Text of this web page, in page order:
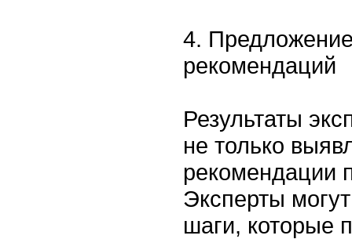
4.
рекомендаций
Результаты
не только
рекомендации
Эксперты
шаги, которые